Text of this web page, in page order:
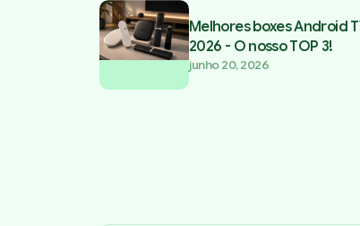
Melhores boxes Android
2026 - O nosso TOP 3!
junho 20, 2026